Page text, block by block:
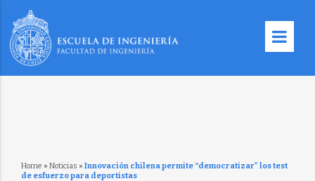
Home » Noticias » Innovación chilena permite “democratizar” los test
de esfuerzo para deportistas